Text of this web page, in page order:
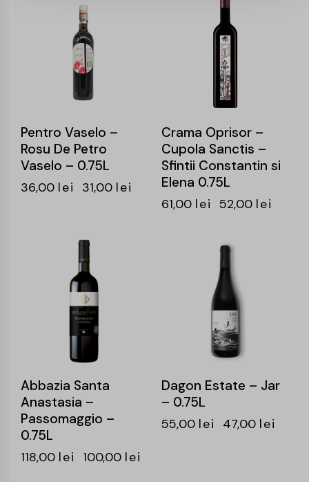
Pentro Vaselo –
Rosu De Petro
Vaselo – 0.75L
36,00 lei 31,00 lei
Crama Oprisor –
Cupola Sanctis –
Sfintii Constantin si
Elena 0.75L
61,00 lei 52,00 lei
Abbazia Santa
Anastasia –
Passomaggio –
0.75L
118,00 lei 100,00 lei
Dagon Estate – Jar
– 0.75L
55,00 lei 47,00 lei